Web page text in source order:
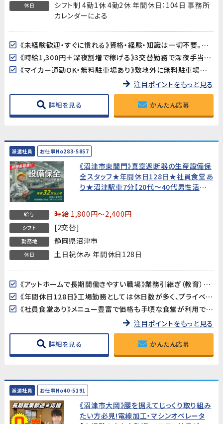
休日
シフト制 4勤1休 4勤2休 年間休日：104日 事務所
カレンダーによる
《未経験歓迎・すぐに慣れる》資格・経験・知識は一切不要。作業習得期間は約2週間で、ライン作業に慣れていない方もスムーズにスタートできます。
《時給1,300円＋深夜割増で稼げる》3交替勤務で深夜手当も加算。月収25万円以上を目指せます。
《マイカー通勤OK・無料駐車場あり》敷地外に無料駐車場を完備。バイク・自転車でも通勤できます。
注目ポイントをもっと見る
詳細を見る かんたん応募
派遣社員 お仕事No283-5857
《沼津市東間門》真空遮断器の生産設備保
全スタッフ★年間休日128日★社員食堂あ
り★沼津駅車7分【20代～40代男性活躍
給与 時給 1,800円～2,400円
シフト [2交替]
勤務地 静岡県沼津市
休日 土日祝休み 年間休日128日
《アットホームで長期間働きやすい職場》業務引継ぎ（教育）がしっかりあるので、未経験の方でも安心してスタートできます。
《年間休日128日》工場勤務としては休日数が多く、プライベートの時間をしっかり確保できます。
《社員食堂あり》メニュー豊富で価格も手頃な食堂が利用できます（約500円）。
注目ポイントをもっと見る
詳細を見る かんたん応募
派遣社員 お仕事No40-5191
《沼津市大岡》腰を据えてじっくり取り組み
たい方必見!電線加工・マシンオペレータ